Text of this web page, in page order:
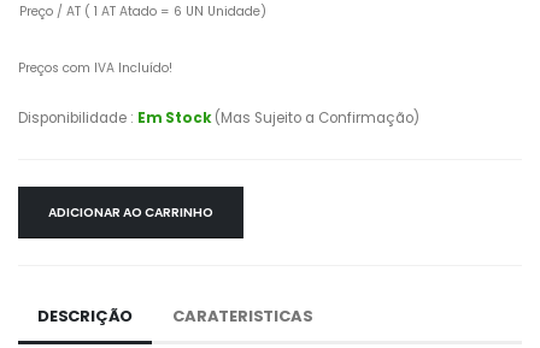
Preço / AT ( 1 AT Atado = 6 UN Unidade)
Preços com IVA Incluído!
Disponibilidade : Em Stock(Mas Sujeito a Confirmação)
ADICIONAR AO CARRINHO
DESCRIÇÃO CARATERISTICAS